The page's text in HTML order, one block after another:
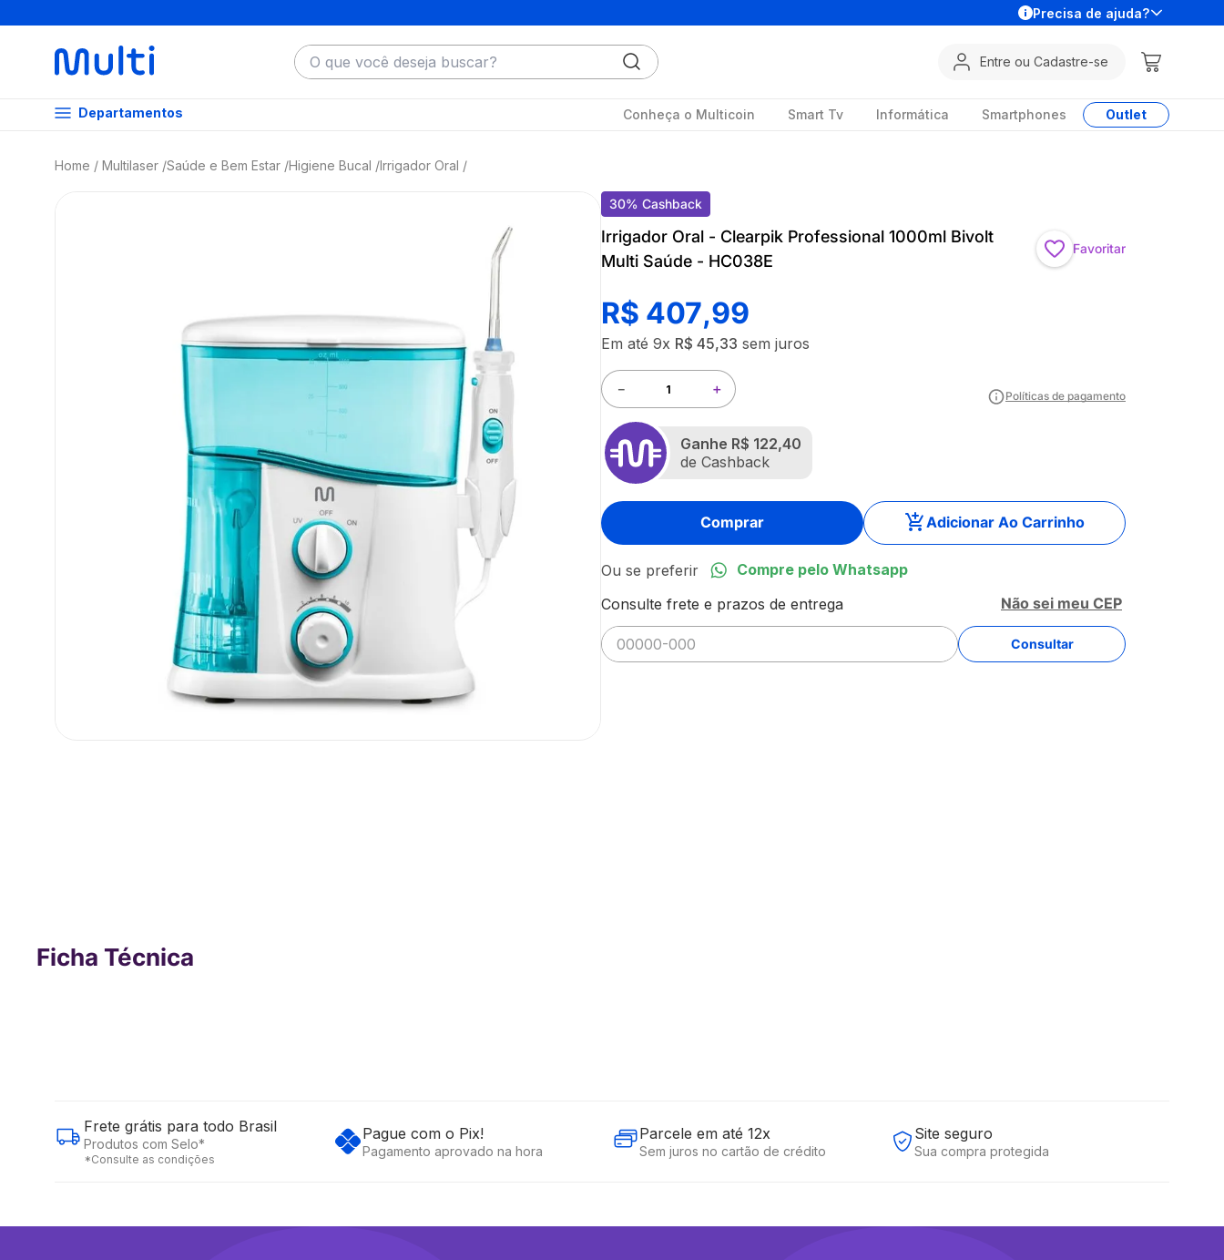
Precisa de ajuda?
O que você deseja buscar?
Entre ou Cadastre-se
Departamentos Conheça o Multicoin Smart Tv Informática Smartphones Outlet
Multilaser Saúde e Bem Estar Higiene Bucal Irrigador Oral
30% Cashback
Irrigador Oral - Clearpik Professional 1000ml Bivolt
Multi Saúde - HC038E
Favoritar
R$ 407,99
Em até 9x R$ 45,33 sem juros
＋
－ Políticas de pagamento
Ganhe R$ 122,40
de Cashback
Comprar Adicionar Ao Carrinho
Compre pelo Whatsapp
Não sei meu CEP
Ficha Técnica
Frete grátis para todo Brasil
Produtos com Selo*
*Consulte as condições
Pague com o Pix!
Pagamento aprovado na hora
Parcele em até 12x
Sem juros no cartão de crédito
Site seguro
Sua compra protegida